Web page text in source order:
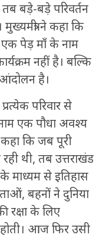
बड़े-बड़े परिवर्तन
ने कहा कि
एक पेड़ माँ के नाम
नहीं है। बल्कि
है।
परिवार से
एक पौधा अवश्य
कि जब पूरी
थी, तब उत्तराखंड
माध्यम से इतिहास
बहनों ने दुनिया
रक्षा के लिए
आज फिर उसी